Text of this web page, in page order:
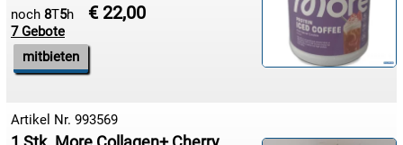

07.08:
07.08:
noch 8T5h € 22,00
7 Gebote
mitbieten
Artikel Nr. 993569